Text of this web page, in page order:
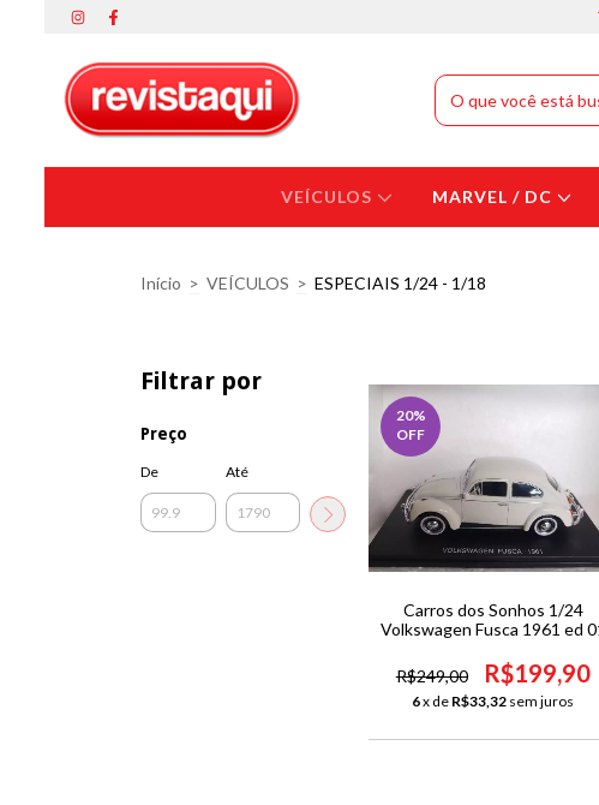
VEÍCULOS MARVEL / DC
Início > VEÍCULOS > ESPECIAIS 1/24 - 1/18
Filtrar por
Preço
De Até
20%
OFF
Carros dos Sonhos 1/24
Volkswagen Fusca 1961 ed
R$249,00 R$199,90
6x de R$33,32 sem juros